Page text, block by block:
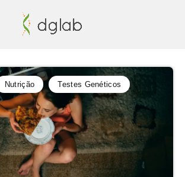
Nutrição Testes Genéticos